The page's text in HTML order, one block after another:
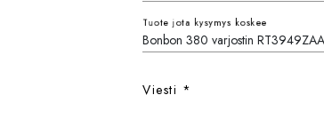
Tuote jota kysymys koskee
Viesti *